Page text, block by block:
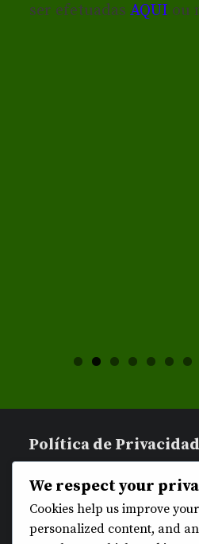
ser efetuadasAQUI ou
Política de
We respect your
Cookies help us improve
personalized content, and